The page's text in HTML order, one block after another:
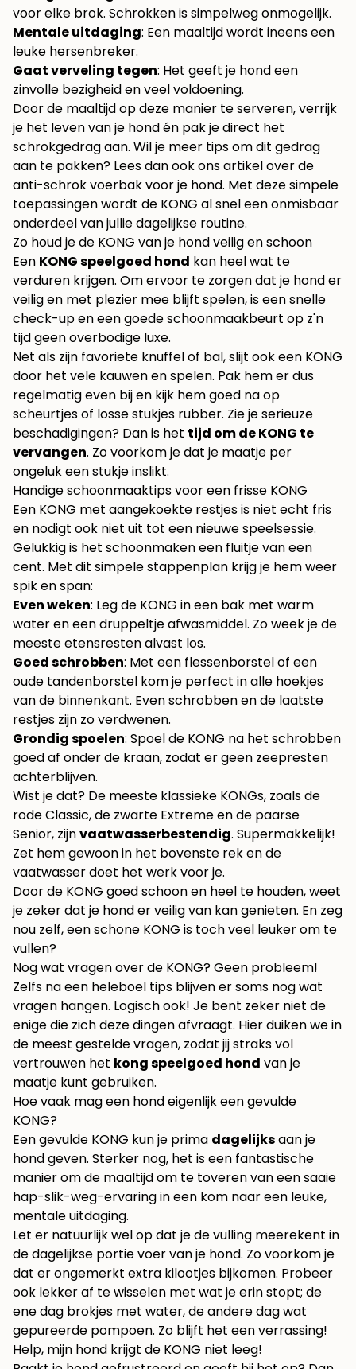
voor elke brok. Schrokken is simpelweg onmogelijk.
Mentale uitdaging: Een maaltijd wordt ineens een
leuke hersenbreker.
Gaat verveling tegen: Het geeft je hond een
zinvolle bezigheid en veel voldoening.
Door de maaltijd op deze manier te serveren, verrijk
je het leven van je hond én pak je direct het
schrokgedrag aan. Wil je meer tips om dit gedrag
aan te pakken? Lees dan ook ons artikel over de
anti-schrok voerbak voor je hond. Met deze simpele
toepassingen wordt de KONG al snel een onmisbaar
onderdeel van jullie dagelijkse routine.
Zo houd je de KONG van je hond veilig en schoon
Een KONG speelgoed hond kan heel wat te
verduren krijgen. Om ervoor te zorgen dat je hond er
veilig en met plezier mee blijft spelen, is een snelle
check-up en een goede schoonmaakbeurt op z'n
tijd geen overbodige luxe.
Net als zijn favoriete knuffel of bal, slijt ook een KONG
door het vele kauwen en spelen. Pak hem er dus
regelmatig even bij en kijk hem goed na op
scheurtjes of losse stukjes rubber. Zie je serieuze
beschadigingen? Dan is het tijd om de KONG te
vervangen. Zo voorkom je dat je maatje per
ongeluk een stukje inslikt.
Handige schoonmaaktips voor een frisse KONG
Een KONG met aangekoekte restjes is niet echt fris
en nodigt ook niet uit tot een nieuwe speelsessie.
Gelukkig is het schoonmaken een fluitje van een
cent. Met dit simpele stappenplan krijg je hem weer
spik en span:
Even weken: Leg de KONG in een bak met warm
water en een druppeltje afwasmiddel. Zo week je de
meeste etensresten alvast los.
Goed schrobben: Met een flessenborstel of een
oude tandenborstel kom je perfect in alle hoekjes
van de binnenkant. Even schrobben en de laatste
restjes zijn zo verdwenen.
Grondig spoelen: Spoel de KONG na het schrobben
goed af onder de kraan, zodat er geen zeepresten
achterblijven.
Wist je dat? De meeste klassieke KONGs, zoals de
rode Classic, de zwarte Extreme en de paarse
Senior, zijnvaatwasserbestendig. Supermakkelijk!
Zet hem gewoon in het bovenste rek en de
vaatwasser doet het werk voor je.
Door de KONG goed schoon en heel te houden, weet
je zeker dat je hond er veilig van kan genieten. En zeg
nou zelf, een schone KONG is toch veel leuker om te
vullen?
Nog wat vragen over de KONG? Geen probleem!
Zelfs na een heleboel tips blijven er soms nog wat
vragen hangen. Logisch ook! Je bent zeker niet de
enige die zich deze dingen afvraagt. Hier duiken we in
de meest gestelde vragen, zodat jij straks vol
vertrouwen het kong speelgoed hond van je
maatje kunt gebruiken.
Hoe vaak mag een hond eigenlijk een gevulde
KONG?
Een gevulde KONG kun je prima dagelijksaan je
hond geven. Sterker nog, het is een fantastische
manier om de maaltijd om te toveren van een saaie
hap-slik-weg-ervaring in een kom naar een leuke,
mentale uitdaging.
Let er natuurlijk wel op dat je de vulling meerekent in
de dagelijkse portie voer van je hond. Zo voorkom je
dat er ongemerkt extra kilootjes bijkomen. Probeer
ook lekker af te wisselen met wat je erin stopt; de
ene dag brokjes met water, de andere dag wat
gepureerde pompoen. Zo blijft het een verrassing!
Help, mijn hond krijgt de KONG niet leeg!